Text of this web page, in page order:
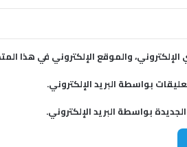
والموقع الإلكتروني في هذا
بواسطة البريد الإلكتروني.
بواسطة البريد الإلكتروني.